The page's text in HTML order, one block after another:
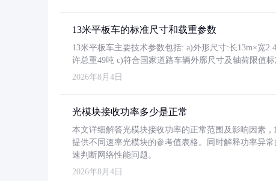
13米平板车的标准尺寸和载重参数
13米平板车主要技术参数包括: a)外形尺寸:长13m×宽
许总重49吨 c)符合国家道路车辆外廓尺寸及轴荷限值
2026年8月4日
光模块接收功率多少是正常
本文详细解答光模块接收功率的正常范围及影响因素
提供不同速率光模块的参考值表格。同时解释功率异
速判断网络性能问题。
2026年8月4日